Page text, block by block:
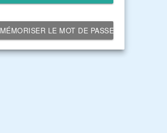
MÉMORISER LE MOT DE PASSE